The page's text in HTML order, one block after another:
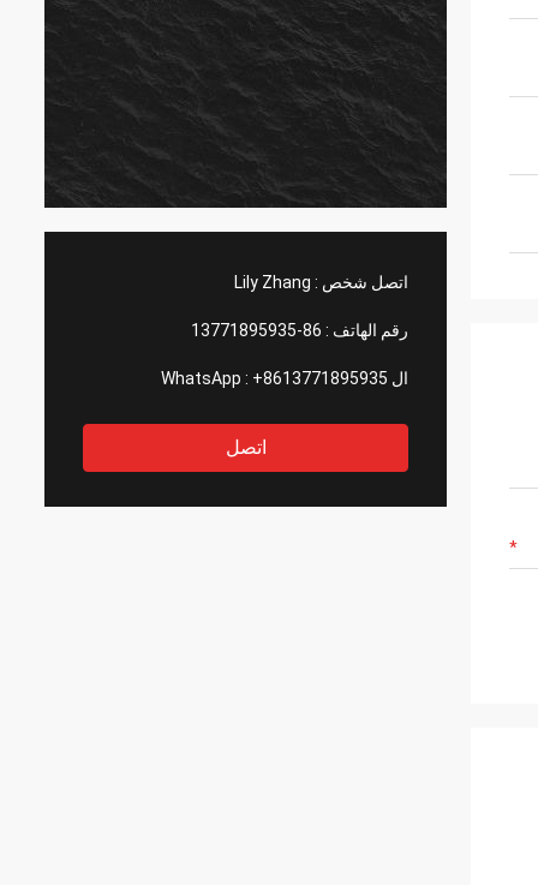
اتصل شخص : Lily Zhang
رقم الهاتف : 86-13771895935
ال WhatsApp : +8613771895935
اتصل